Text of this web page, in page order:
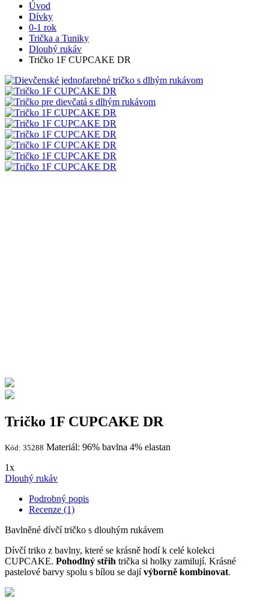
Úvod
Dívky
0-1 rok
Trička a Tuniky
Dlouhý rukáv
Tričko 1F CUPCAKE DR
Tričko 1F CUPCAKE DR
Kód: 35288 Materiál: 96% bavlna 4% elastan
1x
Dlouhý rukáv
Podrobný popis
Recenze (1)
Bavlněné dívčí tričko s dlouhým rukávem
Dívčí triko z bavlny, které se krásně hodí k celé kolekci
CUPCAKE. Pohodlný střih trička si holky zamilují. Krásné
pastelové barvy spolu s bílou se dajívýborně kombinovat.